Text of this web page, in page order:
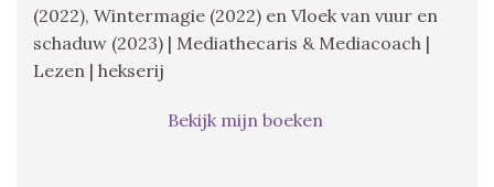
(2022), Wintermagie (2022) en Vloek van vuur en
schaduw (2023) | Mediathecaris & Mediacoach |
Lezen | hekserij
Bekijk mijn boeken